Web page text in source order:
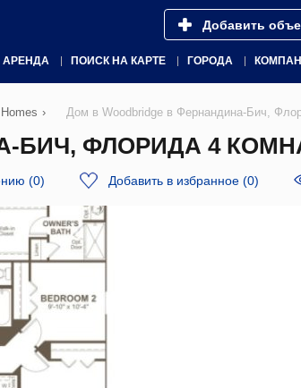
Добавить
АРЕНДА ПОИСК НА КАРТЕ ГОРОДА
› Дом в Woodbridge в Фернандина-Бич,
БИЧ, ФЛОРИДА 4
(0) Добавить в избранное (0)